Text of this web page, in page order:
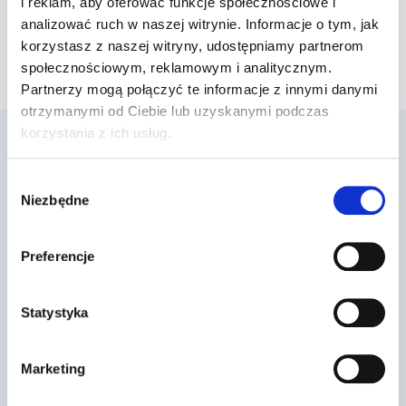
analizować ruch w naszej witrynie. Informacje o tym, jak
korzystasz z naszej witryny, udostępniamy partnerom
społecznościowym, reklamowym i analitycznym.
Partnerzy mogą połączyć te informacje z innymi danymi
otrzymanymi od Ciebie lub uzyskanymi podczas
korzystania z ich usług.
zgody
Niezbędne
Preferencje
Statystyka
Marketing
ostrożność-
włączanie się do
ruchu